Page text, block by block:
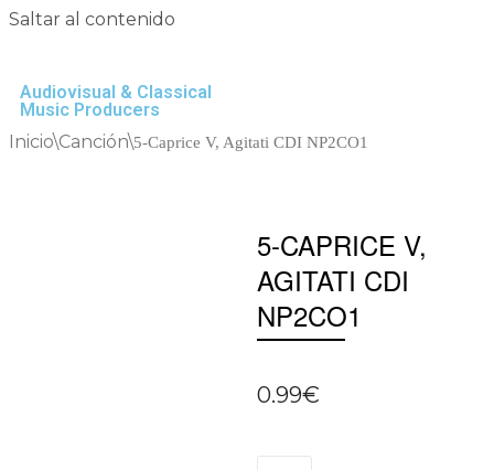
Saltar al contenido
Audiovisual & Classical
Music Producers
Inicio\Canción\5-Caprice V, Agitati CDI NP2CO1
5-CAPRICE V,
AGITATI CDI
NP2CO1
0.99€